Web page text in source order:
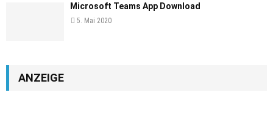
Microsoft Teams App Download
5. Mai 2020
ANZEIGE